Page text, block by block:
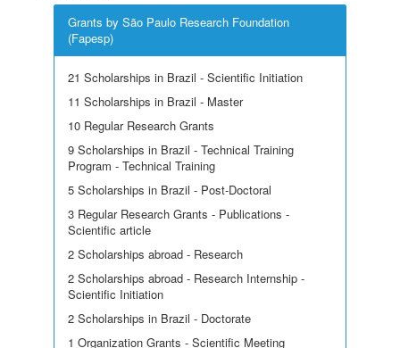
Grants by São Paulo Research Foundation
(Fapesp)
21 Scholarships in Brazil - Scientific Initiation
11 Scholarships in Brazil - Master
10 Regular Research Grants
9 Scholarships in Brazil - Technical Training
Program - Technical Training
5 Scholarships in Brazil - Post-Doctoral
3 Regular Research Grants - Publications -
Scientific article
2 Scholarships abroad - Research
2 Scholarships abroad - Research Internship -
Scientific Initiation
2 Scholarships in Brazil - Doctorate
1 Organization Grants - Scientific Meeting